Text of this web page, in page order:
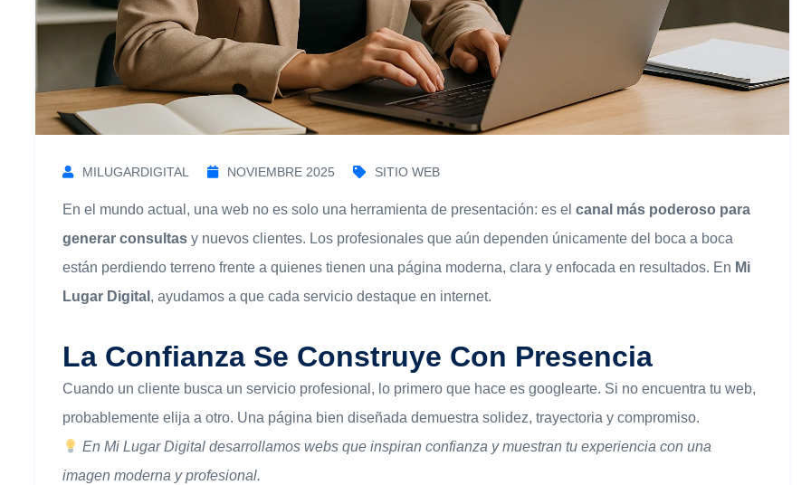
MILUGARDIGITAL NOVIEMBRE 2025 SITIO WEB
En el mundo actual, una web no es solo una herramienta de presentación: es el canal más poderoso para
generar consultas y nuevos clientes. Los profesionales que aún dependen únicamente del boca a boca
están perdiendo terreno frente a quienes tienen una página moderna, clara y enfocada en resultados. En Mi
Lugar Digital , ayudamos a que cada servicio destaque en internet.
La Confianza Se Construye Con Presencia
Cuando un cliente busca un servicio profesional, lo primero que hace es googlearte. Si no encuentra tu web,
probablemente elija a otro. Una página bien diseñada demuestra solidez, trayectoria y compromiso.
En Mi Lugar Digital desarrollamos webs que inspiran confianza y muestran tu experiencia con una
imagen moderna y profesional.